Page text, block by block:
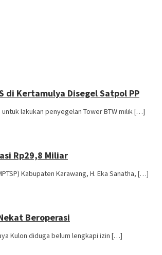
di Kertamulya Disegel Satpol PP
untuk lakukan penyegelan Tower BTW milik […]
Rp29,8 Miliar
Kabupaten Karawang, H. Eka Sanatha, […]
Beroperasi
Kulon diduga belum lengkapi izin […]